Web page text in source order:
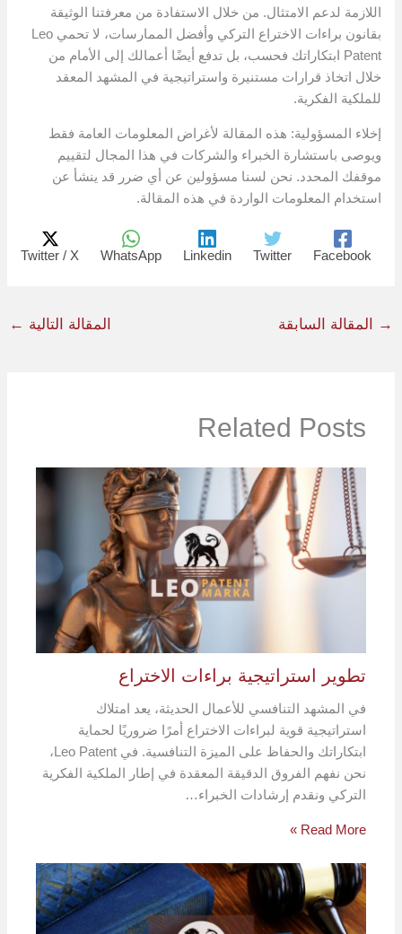
اللازمة لدعم الامتثال. من خلال الاستفادة من معرفتنا الوثيقة
بقانون براءات الاختراع التركي وأفضل الممارسات، لا تحمي Leo
Patent ابتكاراتك فحسب، بل تدفع أيضًا أعمالك إلى الأمام من
خلال اتخاذ قرارات مستنيرة واستراتيجية في المشهد المعقد
للملكية الفكرية.
إخلاء المسؤولية: هذه المقالة لأغراض المعلومات العامة فقط
ويوصى باستشارة الخبراء والشركات في هذا المجال لتقييم
موقفك المحدد. نحن لسنا مسؤولين عن أي ضرر قد ينشأ عن
استخدام المعلومات الواردة في هذه المقالة.
Facebook
Twitter
Linkedin
WhatsApp
Twitter / X
→ المقالة السابقة المقالة التالية ←
Related Posts
تطوير استراتيجية براءات الاختراع
في المشهد التنافسي للأعمال الحديثة، يعد امتلاك
استراتيجية قوية لبراءات الاختراع أمرًا ضروريًا لحماية
ابتكاراتك والحفاظ على الميزة التنافسية. في Leo Patent،
نحن نفهم الفروق الدقيقة المعقدة في إطار الملكية الفكرية
التركي ونقدم إرشادات الخبراء…
Read More »